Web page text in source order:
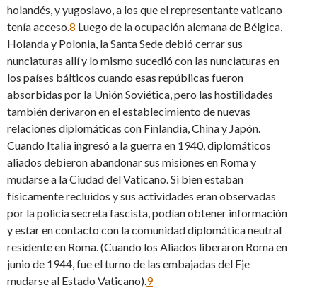
holandés, y yugoslavo, a los que el representante vaticano
tenía acceso. 8 Luego de la ocupación alemana de Bélgica,
Holanda y Polonia, la Santa Sede debió cerrar sus
nunciaturas allí y lo mismo sucedió con las nunciaturas en
los países bálticos cuando esas repúblicas fueron
absorbidas por la Unión Soviética, pero las hostilidades
también derivaron en el establecimiento de nuevas
relaciones diplomáticas con Finlandia, China y Japón.
Cuando Italia ingresó a la guerra en 1940, diplomáticos
aliados debieron abandonar sus misiones en Roma y
mudarse a la Ciudad del Vaticano. Si bien estaban
físicamente recluidos y sus actividades eran observadas
por la policía secreta fascista, podían obtener información
y estar en contacto con la comunidad diplomática neutral
residente en Roma. (Cuando los Aliados liberaron Roma en
junio de 1944, fue el turno de las embajadas del Eje
mudarse al Estado Vaticano). 9